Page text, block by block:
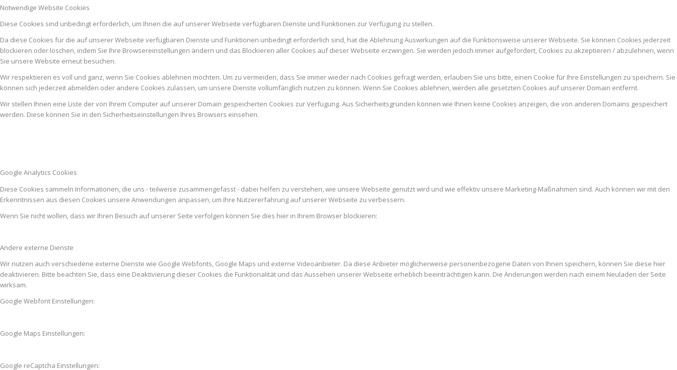
Notwendige Website Cookies
Diese Cookies sind unbedingt erforderlich, um Ihnen die auf unserer Webseite verfügbaren Dienste und Funktionen zur Verfügung zu stellen.
Da diese Cookies für die auf unserer Webseite verfügbaren Dienste und Funktionen unbedingt erforderlich sind, hat die Ablehnung Auswirkungen auf die Funktionsweise unserer Webseite. Sie können Cookies jederzeit
blockieren oder löschen, indem Sie Ihre Browsereinstellungen ändern und das Blockieren aller Cookies auf dieser Webseite erzwingen. Sie werden jedoch immer aufgefordert, Cookies zu akzeptieren / abzulehnen, wenn
Sie unsere Website erneut besuchen.
Wir respektieren es voll und ganz, wenn Sie Cookies ablehnen möchten. Um zu vermeiden, dass Sie immer wieder nach Cookies gefragt werden, erlauben Sie uns bitte, einen Cookie für Ihre Einstellungen zu speichern. Sie
können sich jederzeit abmelden oder andere Cookies zulassen, um unsere Dienste vollumfänglich nutzen zu können. Wenn Sie Cookies ablehnen, werden alle gesetzten Cookies auf unserer Domain entfernt.
Wir stellen Ihnen eine Liste der von Ihrem Computer auf unserer Domain gespeicherten Cookies zur Verfügung. Aus Sicherheitsgründen können wie Ihnen keine Cookies anzeigen, die von anderen Domains gespeichert
werden. Diese können Sie in den Sicherheitseinstellungen Ihres Browsers einsehen.
Google Analytics Cookies
Diese Cookies sammeln Informationen, die uns - teilweise zusammengefasst - dabei helfen zu verstehen, wie unsere Webseite genutzt wird und wie effektiv unsere Marketing-Maßnahmen sind. Auch können wir mit den
Erkenntnissen aus diesen Cookies unsere Anwendungen anpassen, um Ihre Nutzererfahrung auf unserer Webseite zu verbessern.
Wenn Sie nicht wollen, dass wir Ihren Besuch auf unserer Seite verfolgen können Sie dies hier in Ihrem Browser blockieren:
Andere externe Dienste
Wir nutzen auch verschiedene externe Dienste wie Google Webfonts, Google Maps und externe Videoanbieter. Da diese Anbieter möglicherweise personenbezogene Daten von Ihnen speichern, können Sie diese hier
deaktivieren. Bitte beachten Sie, dass eine Deaktivierung dieser Cookies die Funktionalität und das Aussehen unserer Webseite erheblich beeinträchtigen kann. Die Änderungen werden nach einem Neuladen der Seite
wirksam.
Google Webfont Einstellungen:
Google Maps Einstellungen:
Google reCaptcha Einstellungen: